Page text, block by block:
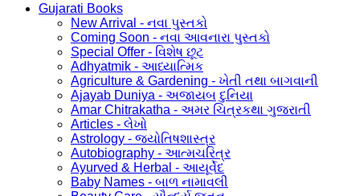
Gujarati Books
New Arrival - નવા પુસ્તકો
Coming Soon - નવા આવનારા પુસ્તકો
Special Offer - વિશેષ છૂટ
Adhyatmik - આધ્યાત્મિક
Agriculture & Gardening - ખેતી તથા બાગવાની
Ajayab Duniya - અજાયબ દુનિયા
Amar Chitrakatha - અમર ચિત્રકથા ગુજરાતી
Articles - લેખો
Astrology - જ્યોતિષશાસ્ત્ર
Autobiography - આત્મચરિત્ર
Ayurved & Herbal - આયૂર્વેદ
Baby Names - બાળ નામાવલી